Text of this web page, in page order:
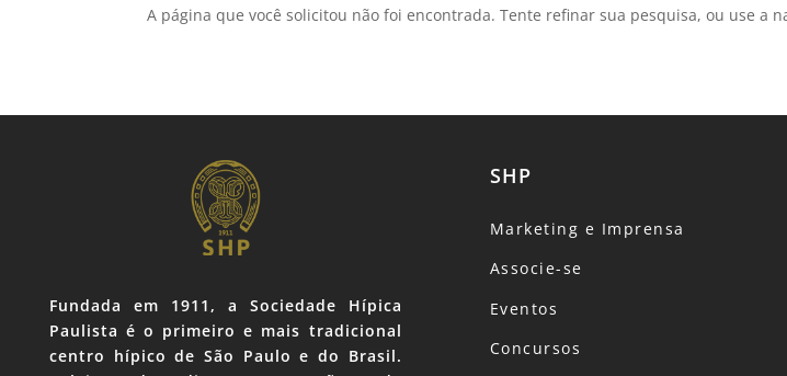
A página que você solicitou não foi encontrada. Tente refinar sua pesquisa, ou use a
Fundada em 1911, a Sociedade Hípica
Paulista é o primeiro e mais tradicional
centro hípico de São Paulo e do Brasil.
SHP
Marketing e Imprensa
Associe-se
Eventos
Concursos